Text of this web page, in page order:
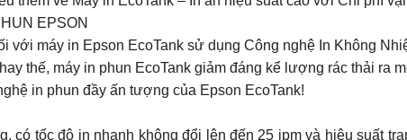
EPSON
với máy in Epson EcoTank sử dụng Công nghệ In Không
thế, máy in phun EcoTank giảm đáng kể lượng rác thải ra
in phun đầy ấn tượng của Epson EcoTank!
có tốc độ in nhanh không đổi lên đến 25 ipm và hiệu suất